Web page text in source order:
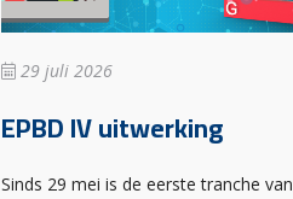
29 juli 2026
EPBD IV uitwerking
Sinds 29 mei is de eerste tranche van